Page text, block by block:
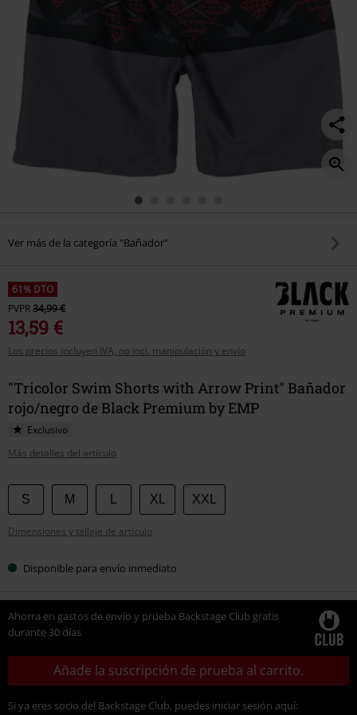
Ver más de la categoría "Bañador"
61% DTO
PVPR34,99 €
13,59 €
Los precios incluyen IVA, no incl. manipulación y envío
"Tricolor Swim Shorts with Arrow Print" Bañador
rojo/negro de Black Premium by EMP
Exclusivo
Más detalles del artículo
Elige
tu
talla
S M XL XXL
Dimensiones y tallaje de artículo
Disponible para envío inmediato
Ahorra en gastos de envío y prueba Backstage Club gratis
durante 30 días
Añade la suscripción de prueba al carrito.
Si ya eres socio del Backstage Club, puedes iniciar sesión aquí: